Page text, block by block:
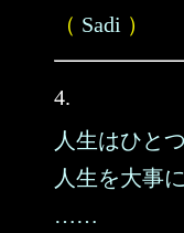
（ Sadi ）
4.
人生はひと
人生を大事
……